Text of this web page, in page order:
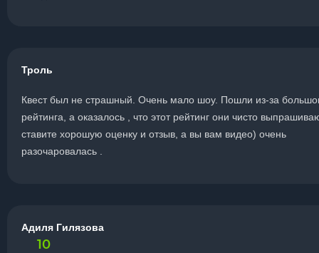
Троль
Квест был не страшный. Очень мало шоу. Пошли из-за
рейтинга, а оказалось , что этот рейтинг они чисто
ставите хорошую оценку и отзыв, а вы вам видео) очень
разочаровалась .
Адиля Гилязова
10